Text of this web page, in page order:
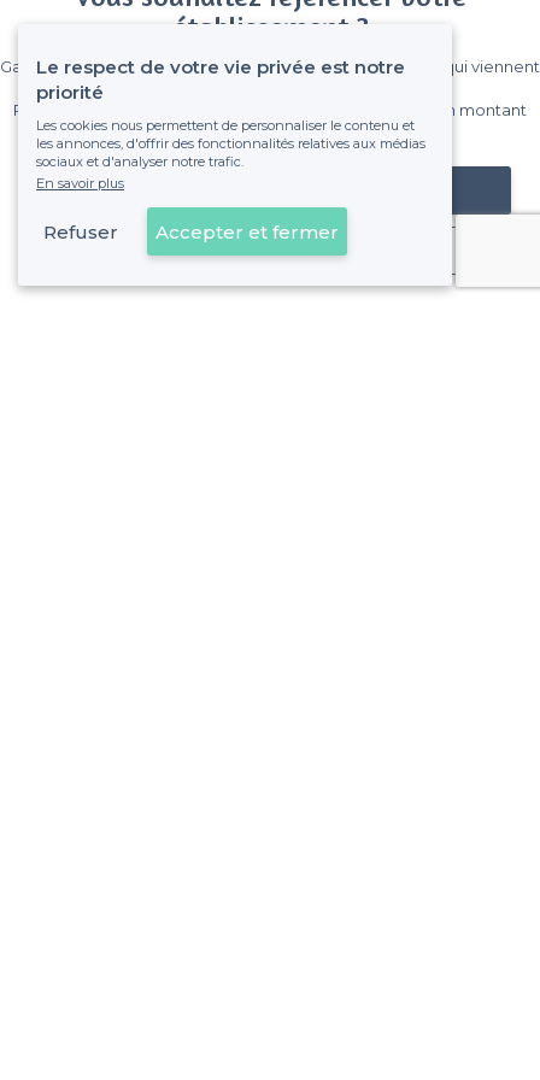
établissement ?
Gagnez de nombreux clients parmi le million de visiteurs qui viennent
Pas de commissions et sans engagement, vous payez un montant
fixe sans risque de voir déraper la facture.
Référencer mon établissement
Déjà client
Le respect de votre vie privée est notre
priorité
Les cookies nous permettent de personnaliser le contenu et
les annonces, d'offrir des fonctionnalités relatives aux médias
sociaux et d'analyser notre trafic.
En savoir plus
Refuser Accepter et fermer